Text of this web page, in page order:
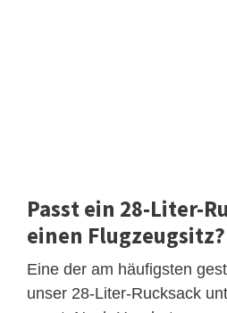
Passt ein 28-Liter-
einen Flugzeugsitz?
Eine der am häufigsten
unser 28-Liter-Rucksack